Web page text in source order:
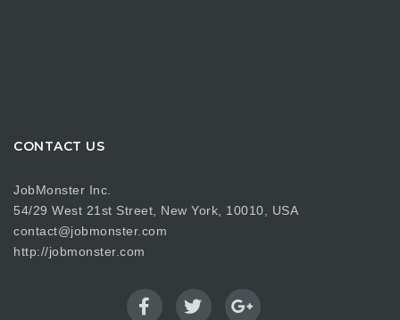
CONTACT US
JobMonster Inc.
54/29 West 21st Street, New York, 10010, USA
contact@jobmonster.com
http://jobmonster.com